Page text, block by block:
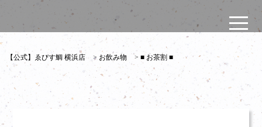
【公式】ゑびす鯛 横浜店 > お飲み物 >■ お茶割 ■